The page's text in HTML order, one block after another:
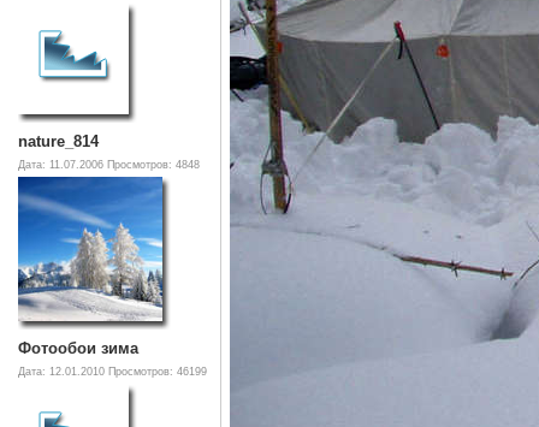
nature_814
Дата: 11.07.2006 Просмотров: 4848
Фотообои зима
Дата: 12.01.2010 Просмотров: 46199